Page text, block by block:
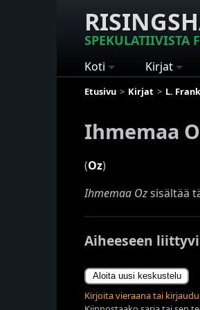
SPEKULATIIVISTA
Koti Kirjat
Etusivu Kirjat L.
Ihmemaa
(Oz)
Ihmemaa Ozsisältää
Aiheeseen
Aloita uusi keskustelu
Kirjoita vieraana tai